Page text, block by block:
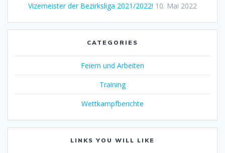
Vizemeister der Bezirksliga 2021/2022! 10. Mai 2022
CATEGORIES
Feiern und Arbeiten
Training
Wettkampfberichte
LINKS YOU WILL LIKE